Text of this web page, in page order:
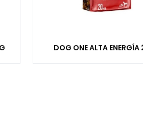
DOG ONE ALTA